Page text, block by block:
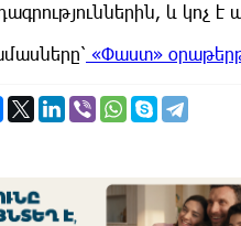
և կոչ է
«Փաստ»